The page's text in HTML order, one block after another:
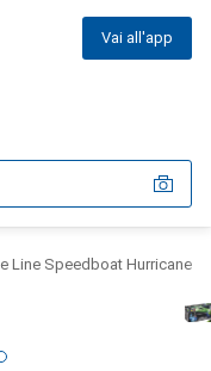
Vai all'app
Line Speedboat Hurricane